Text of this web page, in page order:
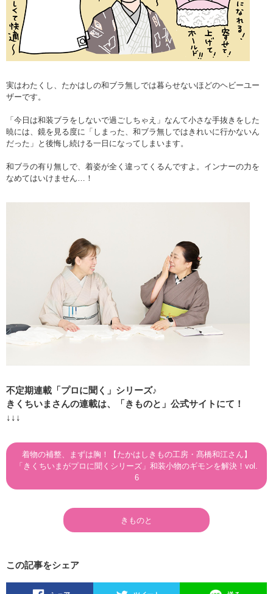
実はわたくし、たかはしの和ブラ無しでは暮らせないほどのヘビーユー
ザーです。
「今日は和装ブラをしないで過ごしちゃえ」なんて小さな手抜きをした
暁には、鏡を見る度に「しまった、和ブラ無しではきれいに行かないん
だった」と後悔し続ける一日になってしまいます。
和ブラの有り無しで、着姿が全く違ってくるんですよ。インナーの力を
なめてはいけません…！
不定期連載「プロに聞く」シリーズ♪
きくちいまさんの連載は、「きものと」公式サイトにて！
↓↓↓
着物の補整、まずは胸！【たかはしきもの工房・髙橋和江さん】
「きくちいまがプロに聞くシリーズ」和装小物のギモンを解決！vol.
6
きものと
この記事をシェア